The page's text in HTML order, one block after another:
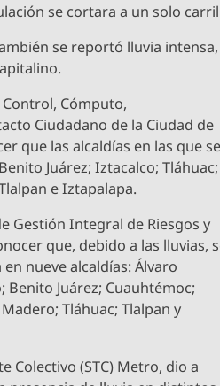
se cortara a un solo
se reportó lluvia intensa,
Cómputo,
Ciudadano de la Ciudad de
que las alcaldías en las que
Juárez; Iztacalco; Tláhuac;
e Iztapalapa.
Gestión Integral de Riesgos y
que, debido a las lluvias,
nueve alcaldías: Álvaro
Benito Juárez; Cuauhtémoc;
Tláhuac; Tlalpan y
Colectivo (STC) Metro, dio a